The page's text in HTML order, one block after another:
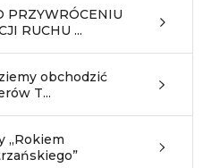
PRZYWRÓCENIU
RUCHU ...
obchodzić
T...
„Rokiem